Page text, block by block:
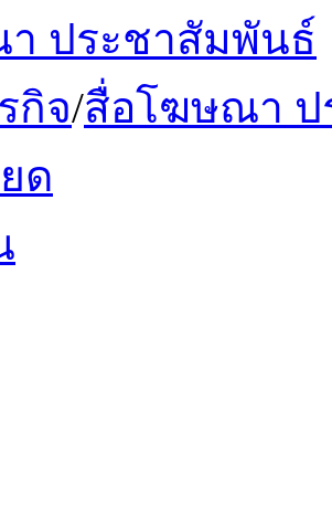
ประชาสัมพันธ์
กิจ/สื่อโฆษณา ป
ด